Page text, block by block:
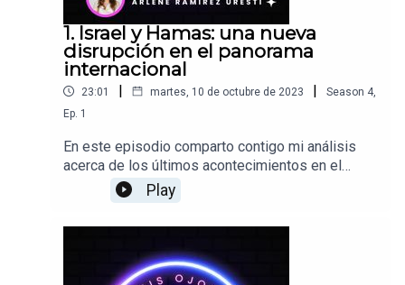
1. Israel y Hamas: una nueva
disrupción en el panorama
internacional
23:01 | martes, 10 de octubre de 2023 | Season 4,
Ep. 1
En este episodio comparto contigo mi análisis
acerca de los últimos acontecimientos en el
Medio Oriente y sus posibles implicaciones para
la agenda internacional. ¡Que lo disfrutes!
Play